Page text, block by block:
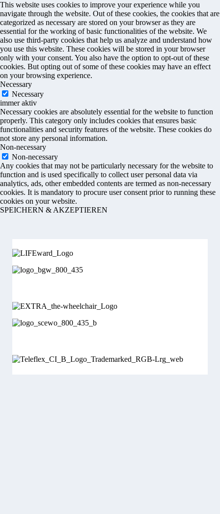
This website uses cookies to improve your experience while you
navigate through the website. Out of these cookies, the cookies that are
categorized as necessary are stored on your browser as they are
essential for the working of basic functionalities of the website. We
also use third-party cookies that help us analyze and understand how
you use this website. These cookies will be stored in your browser
only with your consent. You also have the option to opt-out of these
cookies. But opting out of some of these cookies may have an effect
on your browsing experience.
Necessary
Necessary
immer aktiv
Necessary cookies are absolutely essential for the website to function
properly. This category only includes cookies that ensures basic
functionalities and security features of the website. These cookies do
not store any personal information.
Non-necessary
Non-necessary
Any cookies that may not be particularly necessary for the website to
function and is used specifically to collect user personal data via
analytics, ads, other embedded contents are termed as non-necessary
cookies. It is mandatory to procure user consent prior to running these
cookies on your website.
SPEICHERN & AKZEPTIEREN